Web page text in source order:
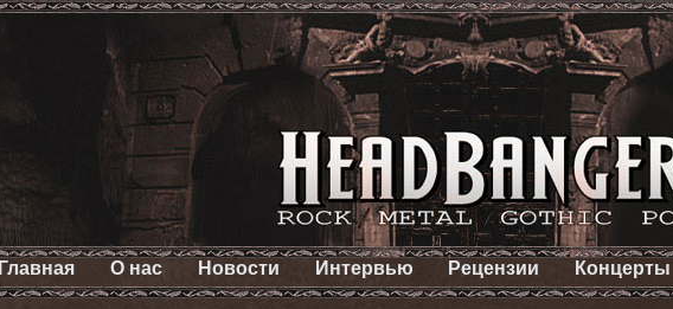
Главная О нас Новости Интервью Рецензии Концерты